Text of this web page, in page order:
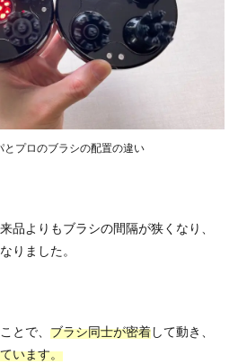
とプロのブラシの配置の違い
品よりもブラシの間隔が狭くなり、
りました。
とで、 ブラシ同士が密着して動き、
います。